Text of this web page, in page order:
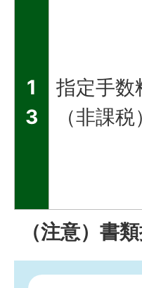
1
3
指定手数
（非課税）
（注意）書